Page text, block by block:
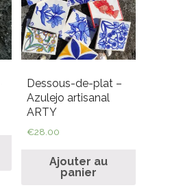
Dessous-de-plat –
Azulejo artisanal
ARTY
€28.00
Ajouter au
panier